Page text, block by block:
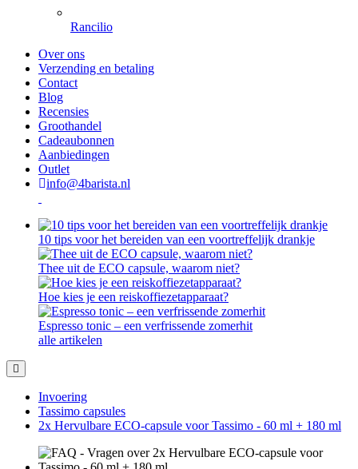
Rancilio
Over ons
Verzending en betaling
Contact
Blog
Recensies
Groothandel
Cadeaubonnen
Aanbiedingen
Outlet
info@4barista.nl
10 tips voor het bereiden van een voortreffelijk drankje
Thee uit de ECO capsule, waarom niet?
Hoe kies je een reiskoffiezetapparaat?
Espresso tonic – een verfrissende zomerhit
alle artikelen
Invoering
Tassimo capsules
2x Hervulbare ECO-capsule voor Tassimo - 60 ml + 180 ml